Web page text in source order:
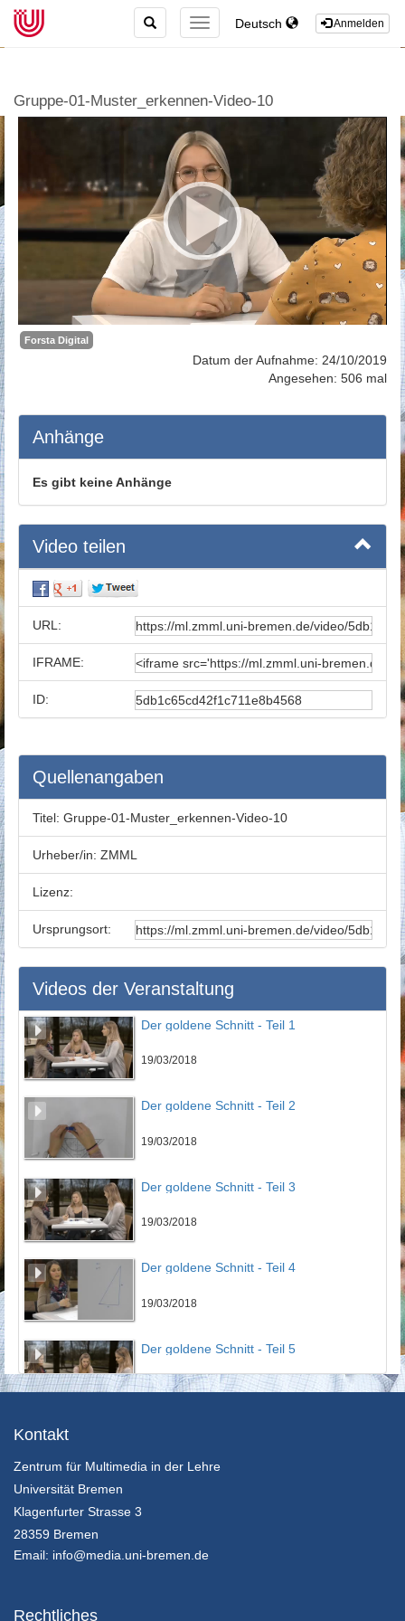
Anmelden
Deutsch
TOGGLE
NAVIGATION
TOGGLE
SEARCH
Gruppe-01-Muster_erkennen-Video-10
Forsta Digital
Datum der Aufnahme: 24/10/2019
Angesehen: 506 mal
Anhänge
Es gibt keine Anhänge
Video teilen
URL:
IFRAME:
ID:
Quellenangaben
Titel: Gruppe-01-Muster_erkennen-Video-10
Urheber/in: ZMML
Lizenz:
Ursprungsort:
Videos der Veranstaltung
Der goldene Schnitt - Teil 1
19/03/2018
Der goldene Schnitt - Teil 2
19/03/2018
Der goldene Schnitt - Teil 3
19/03/2018
Der goldene Schnitt - Teil 4
19/03/2018
Der goldene Schnitt - Teil 5
19/03/2018
19/03/2018
Kontakt
Zentrum für Multimedia in der Lehre
Universität Bremen
Klagenfurter Strasse 3
28359 Bremen
Email: info@media.uni-bremen.de
Rechtliches